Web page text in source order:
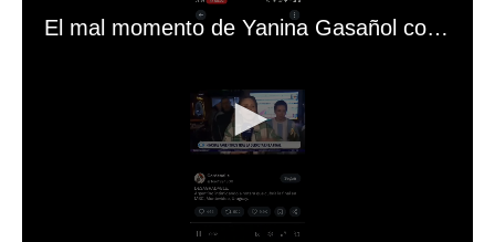
El mal momento de Yanina Gasañol con un hincha argentino en "Subrayado"